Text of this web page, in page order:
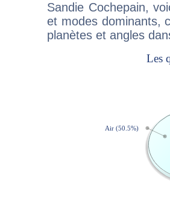
Sandie Cochepain,
et modes dominants,
planètes et angles